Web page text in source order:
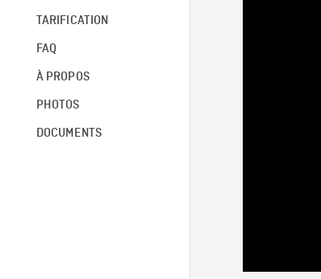
TARIFICATION
FAQ
À PROPOS
PHOTOS
DOCUMENTS